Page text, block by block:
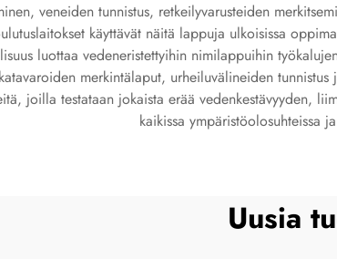
veneiden tunnistus, retkeilyvarusteiden
käyttävät näitä lappuja ulkoisissa
luottaa vedeneristettyihin nimilappuihin
merkintälaput, urheiluvälineiden
joilla testataan jokaista erää vedenkestävyyden,
kaikissa ympäristöolosuhteissa
Uusia